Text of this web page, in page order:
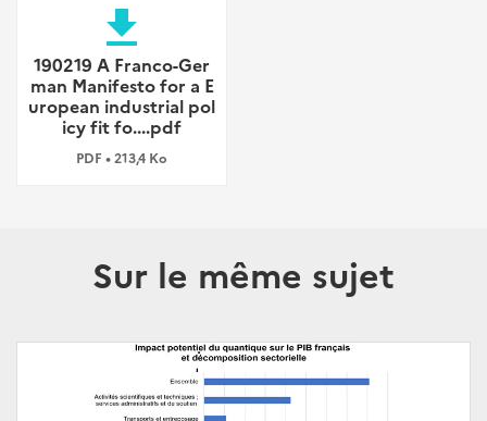
file_download
190219 A Franco-Ger
man Manifesto for a E
uropean industrial pol
icy fit fo....pdf
PDF • 213,4 Ko
Sur le même sujet